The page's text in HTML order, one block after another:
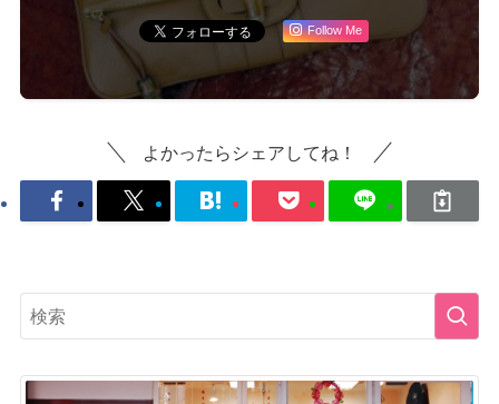
Follow Me
よかったらシェアしてね！